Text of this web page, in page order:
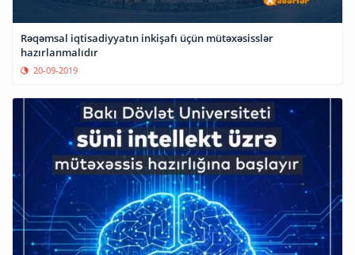
Rəqəmsal iqtisadiyyatın inkişafı üçün mütəxəsisslər
hazırlanmalıdır
20-09-2019